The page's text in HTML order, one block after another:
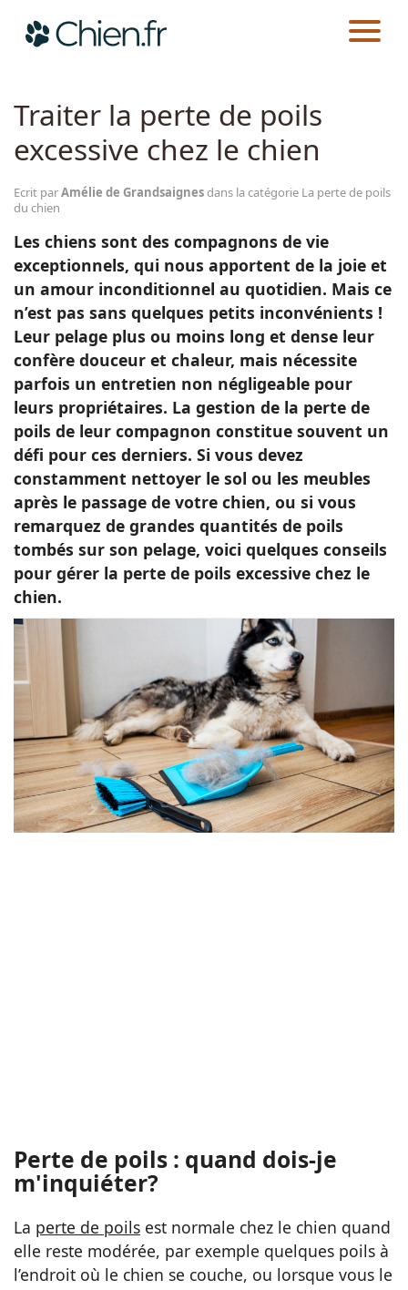
Races
CHIEN.FR GUIDES SANTÉ
Traiter la perte de poils
excessive chez le chien
Ecrit parAmélie de Grandsaignesdans la catégorie La perte de poils
du chien
Les chiens sont des compagnons de vie
exceptionnels, qui nous apportent de la joie et
un amour inconditionnel au quotidien. Mais ce
n’est pas sans quelques petits inconvénients !
Leur pelage plus ou moins long et dense leur
confère douceur et chaleur, mais nécessite
parfois un entretien non négligeable pour
leurs propriétaires. La gestion de la perte de
poils de leur compagnon constitue souvent un
défi pour ces derniers. Si vous devez
constamment nettoyer le sol ou les meubles
après le passage de votre chien, ou si vous
remarquez de grandes quantités de poils
tombés sur son pelage, voici quelques conseils
pour gérer la perte de poils excessive chez le
chien.
Perte de poils : quand dois-je
m'inquiéter?
La perte de poils est normale chez le chien quand
elle reste modérée, par exemple quelques poils à
l’endroit où le chien se couche, ou lorsque vous le